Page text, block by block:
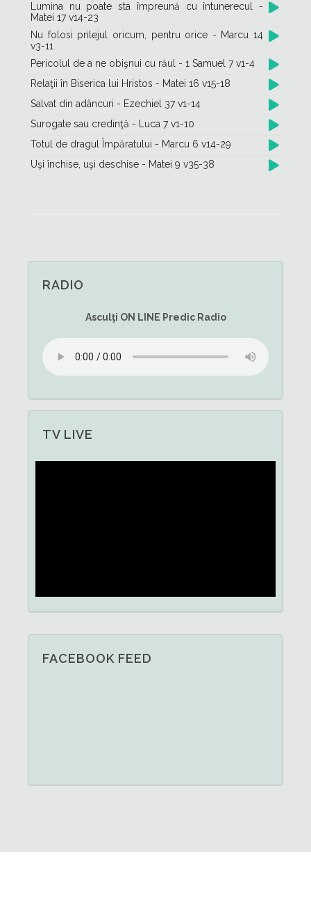
Lumina nu poate sta împreună cu întunerecul -
Matei 17 v14-23
Nu folosi prilejul oricum, pentru orice - Marcu 14
v3-11
Pericolul de a ne obişnui cu răul - 1 Samuel 7 v1-4
Relaţii în Biserica lui Hristos - Matei 16 v15-18
Salvat din adâncuri - Ezechiel 37 v1-14
Surogate sau credinţă - Luca 7 v1-10
Totul de dragul Împăratului - Marcu 6 v14-29
Uşi închise, uşi deschise - Matei 9 v35-38
RADIO
Asculţi ON LINE Predic Radio
TV LIVE
FACEBOOK FEED